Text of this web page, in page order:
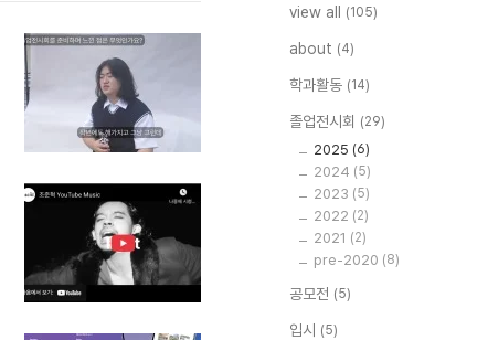
view all (105)
about (4)
학과활동 (14)
졸업전시회 (29)
2025 (6)
2024 (5)
2023 (5)
2022 (2)
2021 (2)
pre-2020 (8)
공모전 (5)
입시 (5)